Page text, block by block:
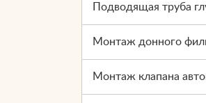
Подводящая труба
Монтаж донного
Монтаж клапана